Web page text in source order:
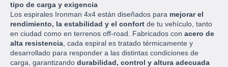
tipo de carga y exigencia
Los espirales Ironman 4x4 están diseñados para mejorar el
rendimiento, la estabilidad y el confort de tu vehículo, tanto
en ciudad como en terrenos off-road. Fabricados con acero de
alta resistencia , cada espiral es tratado térmicamente y
desarrollado para responder a las distintas condiciones de
carga, garantizando durabilidad, control y altura adecuada